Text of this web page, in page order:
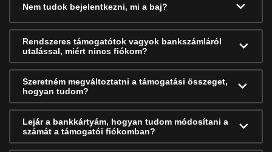
Nem tudok bejelentkezni, mi a baj?
Rendszeres támogatótok vagyok bankszámláról
utalással, miért nincs fiókom?
Szeretném megváltoztatni a támogatási összeget,
hogyan tudom?
Lejár a bankkártyám, hogyan tudom módosítani a
számát a támogatói fiókomban?